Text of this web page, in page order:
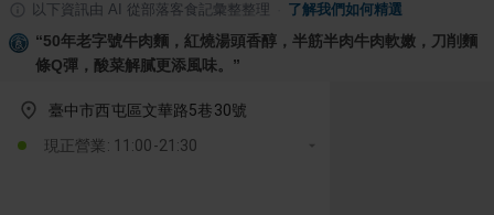
以下資訊由 AI 從部落客食記彙整整理 了解我們如何精選
“50年老字號牛肉麵，紅燒湯頭香醇，半筋半肉牛肉軟嫩，刀削麵
條Q彈，酸菜解膩更添風味。 ”
臺中市西屯區文華路5巷30號
現正營業: 11:00-21:30